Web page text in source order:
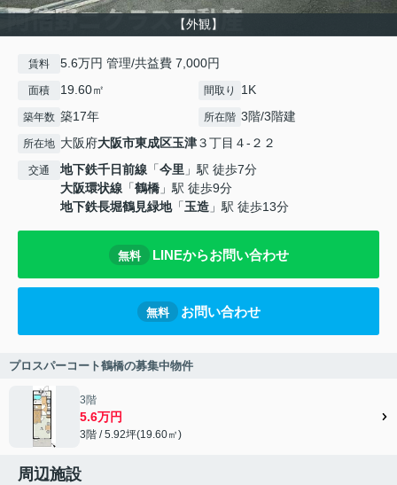
【外観】
賃料 5.6万円 管理/共益費 7,000円
面積 19.60㎡ 間取り 1K
築年数 築17年 所在階 3階/3階建
所在地 大阪府大阪市東成区玉津３丁目４-２２
交通 地下鉄千日前線 「今里 」駅 徒歩7分
大阪環状線 「鶴橋 」駅 徒歩9分
地下鉄長堀鶴見緑地「玉造 」駅 徒歩13分
無料 LINEからお問い合わせ
無料 お問い合わせ
プロスパーコート鶴橋の募集中物件
3階
5.6万円
3階 / 5.92坪(19.60㎡)
周辺施設